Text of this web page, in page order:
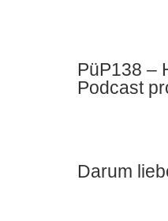
PüP138 –
Podcast
Darum